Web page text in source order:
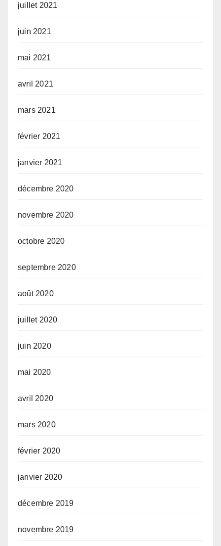
juillet 2021
juin 2021
mai 2021
avril 2021
mars 2021
février 2021
janvier 2021
décembre 2020
novembre 2020
octobre 2020
septembre 2020
août 2020
juillet 2020
juin 2020
mai 2020
avril 2020
mars 2020
février 2020
janvier 2020
décembre 2019
novembre 2019